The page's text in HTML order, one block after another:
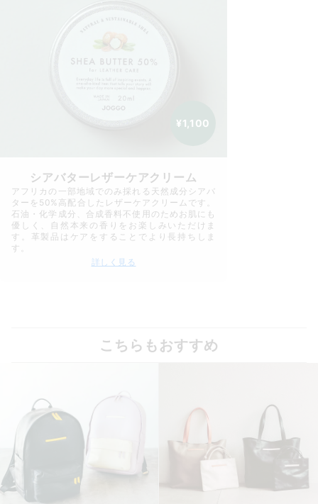
¥1,100
シアバターレザーケアクリーム
アフリカの一部地域でのみ採れる天然成分シアバ
ターを50%高配合したレザーケアクリームです。
石油・化学成分、合成香料不使用のためお肌にも
優しく、自然本来の香りをお楽しみいただけま
す。革製品はケアをすることでより長持ちしま
す。
詳しく見る
こちらもおすすめ